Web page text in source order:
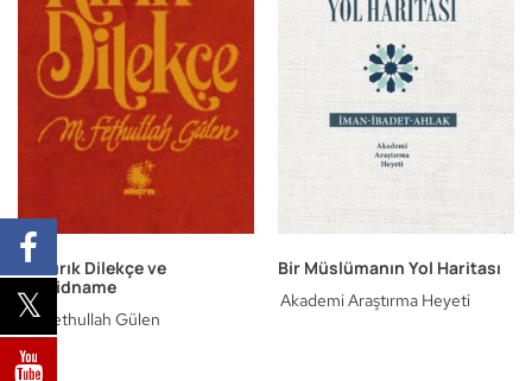
Bir Kırık Dilekçe ve
Tevhidname
M. Fethullah Gülen
Bir Müslümanın Yol Haritası
Akademi Araştırma Heyeti